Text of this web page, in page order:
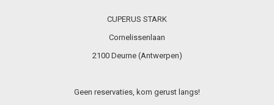
CUPERUS STARK
Cornelissenlaan
2100 Deurne (Antwerpen)
Geen reservaties, kom gerust langs!